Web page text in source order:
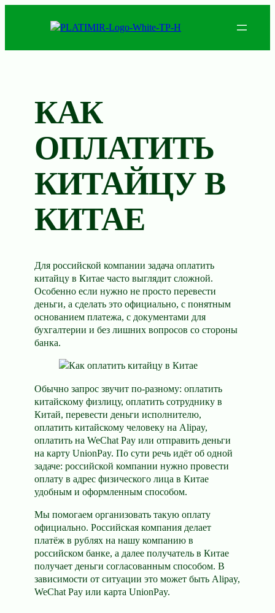
КАК
ОПЛАТИТЬ
КИТАЙЦУ В
КИТАЕ
Для российской компании задача оплатить
китайцу в Китае часто выглядит сложной.
Особенно если нужно не просто перевести
деньги, а сделать это официально, с понятным
основанием платежа, с документами для
бухгалтерии и без лишних вопросов со стороны
банка.
Обычно запрос звучит по-разному: оплатить
китайскому физлицу, оплатить сотруднику в
Китай, перевести деньги исполнителю,
оплатить китайскому человеку на Alipay,
оплатить на WeChat Pay или отправить деньги
на карту UnionPay. По сути речь идёт об одной
задаче: российской компании нужно провести
оплату в адрес физического лица в Китае
удобным и оформленным способом.
Мы помогаем организовать такую оплату
официально. Российская компания делает
платёж в рублях на нашу компанию в
российском банке, а далее получатель в Китае
получает деньги согласованным способом. В
зависимости от ситуации это может быть Alipay,
WeChat Pay или карта UnionPay.